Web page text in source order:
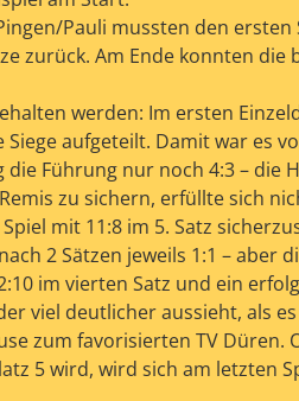
Pauli mussten den ersten
zurück. Am Ende konnten die
werden: Im ersten
aufgeteilt. Damit war es
Führung nur noch 4:3 – die
zu sichern, erfüllte sich
mit 11:8 im 5. Satz
2 Sätzen jeweils 1:1 – aber
im vierten Satz und ein
viel deutlicher aussieht, als
zum favorisierten TV Düren.
5 wird, wird sich am letzten